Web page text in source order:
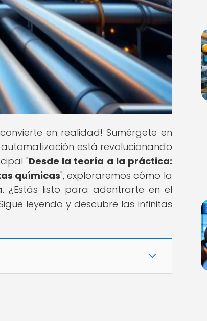
en realidad! Sumérgete en
está revolucionando
"Desde la teoría a la práctica:
químicas", exploraremos cómo la
¿Estás listo para adentrarte en el
leyendo y descubre las infinitas